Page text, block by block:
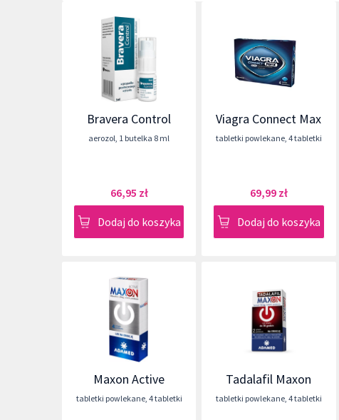
Bravera Control
aerozol, 1 butelka 8 ml
66,95 zł
Dodaj do koszyka
Viagra Connect Max
tabletki powlekane, 4 tabletki
69,99 zł
Dodaj do koszyka
Maxon Active
tabletki powlekane, 4 tabletki
Tadalafil Maxon
tabletki powlekane, 4 tabletki